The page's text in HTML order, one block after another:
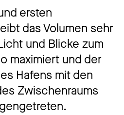
ersten
das Volumen sehr
und Blicke zum
maximiert und der
Hafens mit den
Zwischenraums